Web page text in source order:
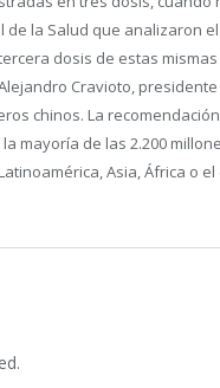
de la Salud que analizaron
dosis de estas
Cravioto,
chinos. La
mayoría de las 2.200
Asia, África o